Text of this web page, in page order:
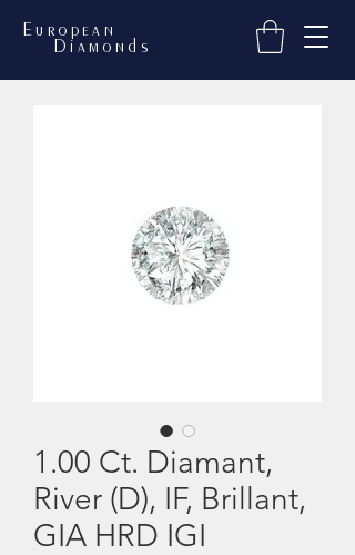
European
Diamonds
1.00 Ct. Diamant,
River (D), IF, Brillant,
GIA HRD IGI